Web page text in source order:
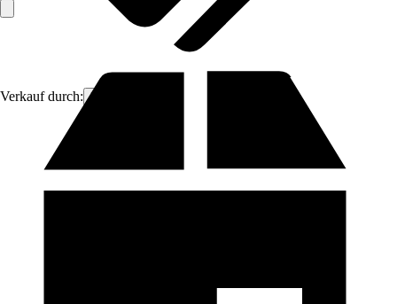
Verkauf durch: ich-zapfe